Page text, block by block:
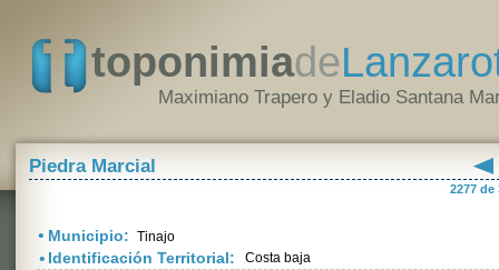
toponimiade
Maximiano Trapero y Eladio Santana
Piedra Marcial
2277 de
• Municipio: Tinajo
• Identificación Territorial: Costa baja